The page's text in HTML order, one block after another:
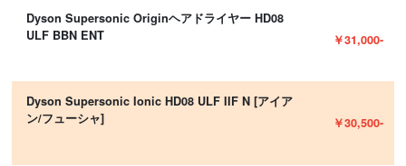
Dyson Supersonic Originヘアドライヤー HD08
ULF BBN ENT
￥31,000-
Dyson Supersonic Ionic HD08 ULF IIF N [アイア
ン/フューシャ]
￥30,500-